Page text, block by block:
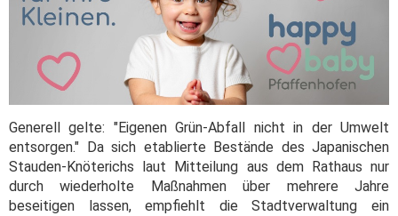
Generell gelte: "Eigenen Grün-Abfall nicht in der Umwelt
entsorgen." Da sich etablierte Bestände des Japanischen
Stauden-Knöterichs laut Mitteilung aus dem Rathaus nur
durch wiederholte Maßnahmen über mehrere Jahre
beseitigen lassen, empfiehlt die Stadtverwaltung ein